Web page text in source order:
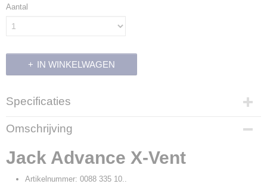
Aantal
IN WINKELWAGEN
Specificaties
Productcode
20038
Productcode leverancier
0088 335 10..
Omschrijving
Jack Advance X-Vent
Artikelnummer: 0088 335 10..